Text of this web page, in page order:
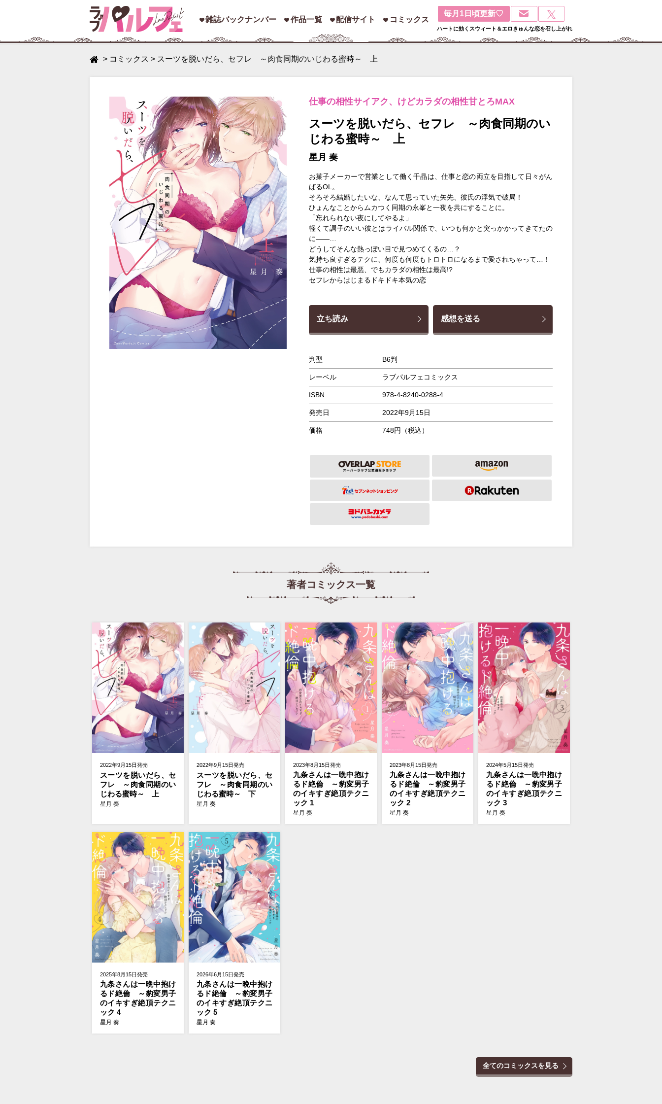
雑誌バックナンバー 作品一覧 配信サイト コミックス
毎月1日頃更新♡
ハートに効くスウィート＆エロきゅんな恋を召し上がれ
> コミックス > スーツを脱いだら、セフレ ～肉食同期のいじわる蜜時～ 上
仕事の相性サイアク、けどカラダの相性甘とろMAX
スーツを脱いだら、セフレ ～肉食同期のい
じわる蜜時～ 上
星月 奏
お菓子メーカーで営業として働く千晶は、仕事と恋の両立を目指して日々がん
ばるOL。
そろそろ結婚したいな、なんて思っていた矢先、彼氏の浮気で破局！
ひょんなことからムカつく同期の永峯と一夜を共にすることに。
「忘れられない夜にしてやるよ」
軽くて調子のいい彼とはライバル関係で、いつも何かと突っかかってきてたの
に――…
どうしてそんな熱っぽい目で見つめてくるの…？
気持ち良すぎるテクに、何度も何度もトロトロになるまで愛されちゃって…！
仕事の相性は最悪、でもカラダの相性は最高!?
セフレからはじまるドキドキ本気の恋
立ち読み 感想を送る
判型 B6判
レーベル ラブパルフェコミックス
ISBN 978-4-8240-0288-4
発売日 2022年9月15日
価格 748円（税込）
著者コミックス一覧
2022年9月15日発売
スーツを脱いだら、セ
フレ ～肉食同期のい
じわる蜜時～ 上
星月 奏
2022年9月15日発売
スーツを脱いだら、セ
フレ ～肉食同期のい
じわる蜜時～ 下
星月 奏
2023年8月15日発売
九条さんは一晩中抱け
るド絶倫 ～豹変男子
のイキすぎ絶頂テクニ
ック 1
星月 奏
2023年8月15日発売
九条さんは一晩中抱け
るド絶倫 ～豹変男子
のイキすぎ絶頂テクニ
ック 2
星月 奏
2024年5月15日発売
九条さんは一晩中抱け
るド絶倫 ～豹変男子
のイキすぎ絶頂テクニ
ック 3
星月 奏
2025年8月15日発売
九条さんは一晩中抱け
るド絶倫 ～豹変男子
のイキすぎ絶頂テクニ
ック 4
星月 奏
2026年6月15日発売
九条さんは一晩中抱け
るド絶倫 ～豹変男子
のイキすぎ絶頂テクニ
ック 5
星月 奏
全てのコミックスを見る